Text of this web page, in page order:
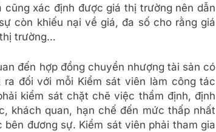
xác định được giá thị trường nên dẫn
còn khiếu nại về giá, đa số cho rằng giá
trường…
đến hợp đồng chuyển nhượng tài sản có
đối với mỗi Kiểm sát viên làm công tác
kiểm sát chặt chẽ việc thẩm định, định
khách quan, hạn chế đến mức thấp nhất
đương sự. Kiểm sát viên phải tham gia